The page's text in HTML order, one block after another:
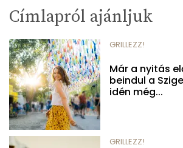
Címlapról ajánljuk
GRILLEZZ!
Már a nyitás
beindul a
idén még...
GRILLEZZ!